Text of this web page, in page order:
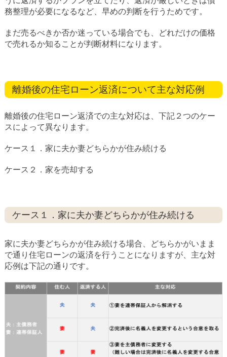
務整理が必要になるなど、早めの判断を行うためです。
まだ売るべきか否か迷っている場合でも、どれだけの価格
で売れるか知ることが判断材料になります。
離婚後の住宅ローン返済について主な対応例
離婚後の住宅ローン返済での主な対応は、下記２つのケー
スによって異なります。
ケース１．家に夫か妻どちらかが住み続ける
ケース２．家を売却する
ケース１．家に夫か妻どちらかが住み続ける
家に夫か妻どちらかが住み続ける場合、どちらかがいまま
で通り住宅ローンの返済を行うことになりますが、主な対
応例は下記の通りです。